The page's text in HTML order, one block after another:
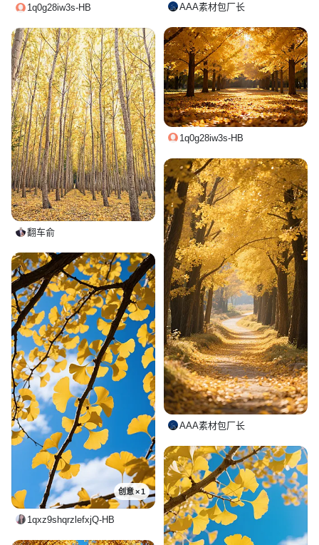
AAA素材包厂长
1q0g28iw3s-HB
1q0g28iw3s-HB
翻车俞
AAA素材包厂长
创意 × 1
1qxz9shqrzlefxjQ-HB